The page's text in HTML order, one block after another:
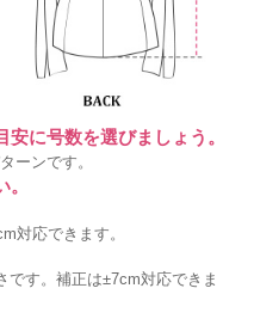
に号数を選びましょう。
ーンです。
対応できます。
です。補正は±7cm対応できま